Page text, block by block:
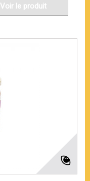
Voir le produit